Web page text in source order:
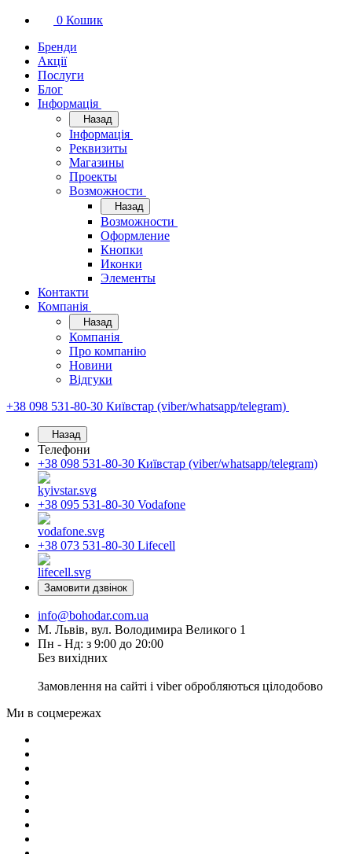
0 Кошик
Бренди
Акції
Послуги
Блог
Інформація
Назад
Інформація
Реквизиты
Магазины
Проекты
Возможности
Назад
Возможности
Оформление
Кнопки
Иконки
Элементы
Контакти
Компанія
Назад
Компанія
Про компанію
Новини
Відгуки
+38 098 531-80-30 Київстар (viber/whatsapp/telegram)
Назад
Телефони
+38 098 531-80-30 Київстар (viber/whatsapp/telegram)
+38 095 531-80-30 Vodafone
+38 073 531-80-30 Lifecell
Замовити дзвінок
info@bohodar.com.ua
М. Львів, вул. Володимира Великого 1
Пн - Нд: з 9:00 до 20:00
Без вихідних
Замовлення на сайті і viber обробляються цілодобово
Ми в соцмережах